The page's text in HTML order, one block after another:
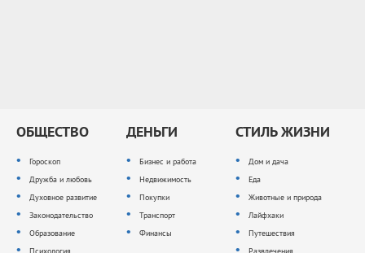
ОБЩЕСТВО
Гороскоп
Дружба и любовь
Духовное развитие
Законодательство
Образование
Психология
ДЕНЬГИ
Бизнес и работа
Недвижимость
Покупки
Транспорт
Финансы
СТИЛЬ ЖИЗНИ
Дом и дача
Еда
Животные и природа
Лайфхаки
Путешествия
Развлечения